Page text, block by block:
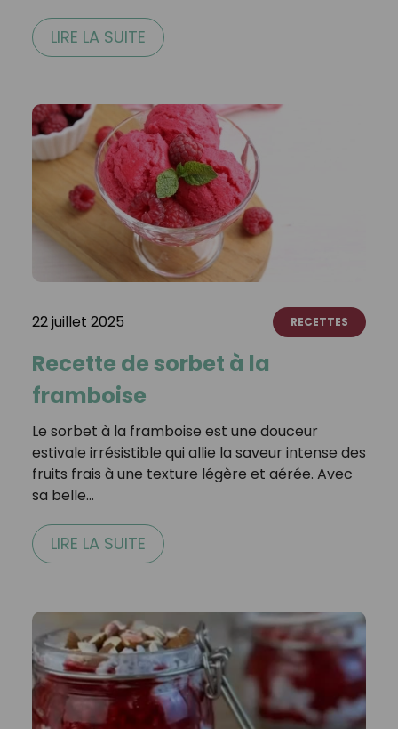
LIRE LA SUITE
22 juillet 2025 RECETTES
Recette de sorbet à la
framboise
Le sorbet à la framboise est une douceur
estivale irrésistible qui allie la saveur intense des
fruits frais à une texture légère et aérée. Avec
sa belle…
LIRE LA SUITE